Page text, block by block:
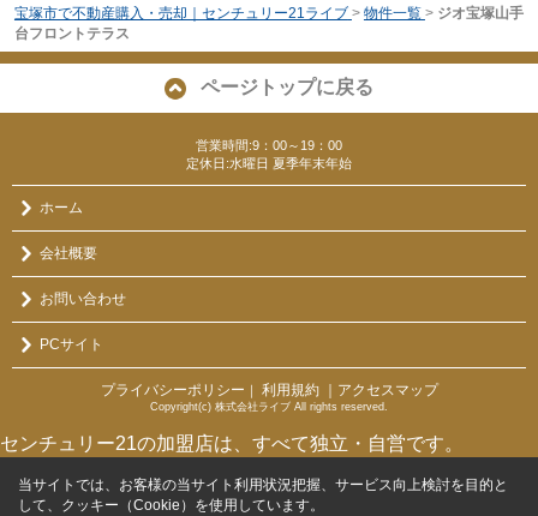
宝塚市で不動産購入・売却｜センチュリー21ライブ > 物件一覧 > ジオ宝塚山手
台フロントテラス
ページトップに戻る
営業時間:9：00～19：00
定休日:水曜日 夏季年末年始
ホーム
会社概要
お問い合わせ
PCサイト
プライバシーポリシー 利用規約 ｜アクセスマップ
Copyright(c) 株式会社ライブ All rights reserved.
センチュリー21の加盟店は、すべて独立・自営です。
当サイトでは、お客様の当サイト利用状況把握、サービス向上検討を目的と
して、クッキー（Cookie）を使用しています。